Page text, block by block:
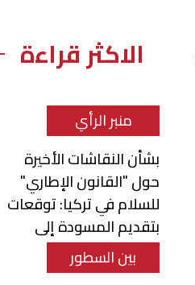
الاكثر قراءة
منبر الرأي
بشأن النقاشات الأخيرة
حول "القانون الإطاري"
للسلام في تركيا: توقعات
بتقديم المسودة إلى
البرلمانبين السطور